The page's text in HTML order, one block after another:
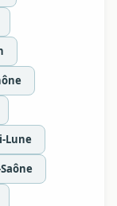
Lune